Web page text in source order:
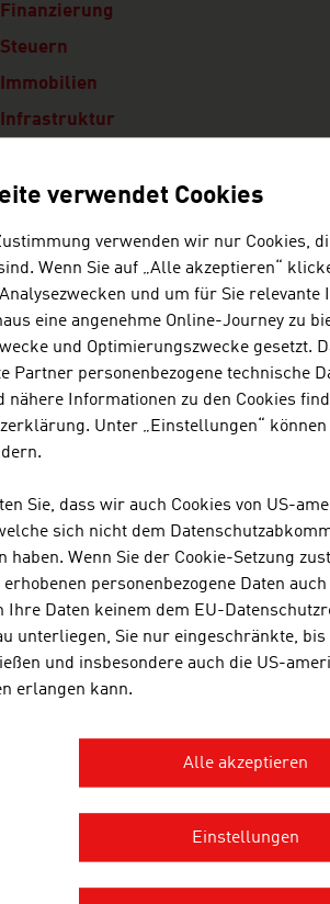
Finanzierung
Steuern
Immobilien
Infrastruktur
und Entwicklung
Schwerpunkte
Institute
F&E-Förderungen
Arbeitsmarkt
Aufenthaltstitel
Sozialpartnerschaft
Wien - Eine lebenswerte Stadt
Ausbildung
Gesundheit
verwendet Cookies
verwenden wir nur Cookies,
Wenn Sie auf „Alle akzeptieren“
und um für Sie relevante
eine angenehme Online-Journey zu
und Optimierungszwecke gesetzt.
Partner personenbezogene technische
nähere Informationen zu den Cookies
Unter „Einstellungen“
Sie, dass wir auch Cookies von US-
sich nicht dem
haben. Wenn Sie der Cookie-Setzung
erhobenen personenbezogene Daten
Ihre Daten keinem dem EU-
unterliegen, Sie nur eingeschränkte,
und insbesondere auch die US-
erlangen kann.
Alle akzeptieren
Einstellungen